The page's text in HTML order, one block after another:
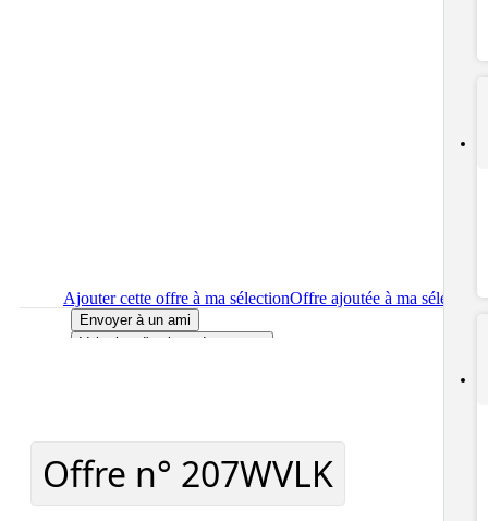
Ajouter cette offre à ma sélectionOffre ajoutée à ma sélection
Envoyer à un ami
Voir plus d'options de partage
Offre n° 207WVLK